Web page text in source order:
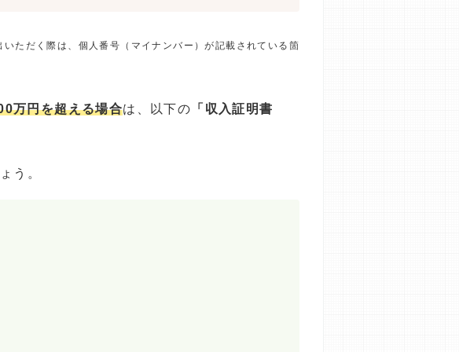
ただく際は、個人番号（マイナンバー）が記載されている箇
万円を超える場合は、以下の 「収入証明書
う。